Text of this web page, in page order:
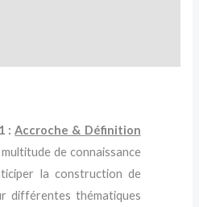
:Accroche & Définition
de connaissance
la construction de
différentes thématiques